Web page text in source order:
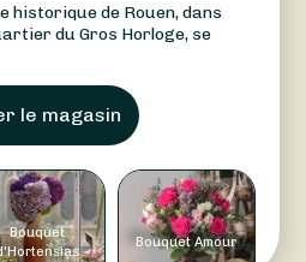
historique de Rouen, dans
du Gros Horloge, se
le magasin
Bouquet
Bouquet Amour